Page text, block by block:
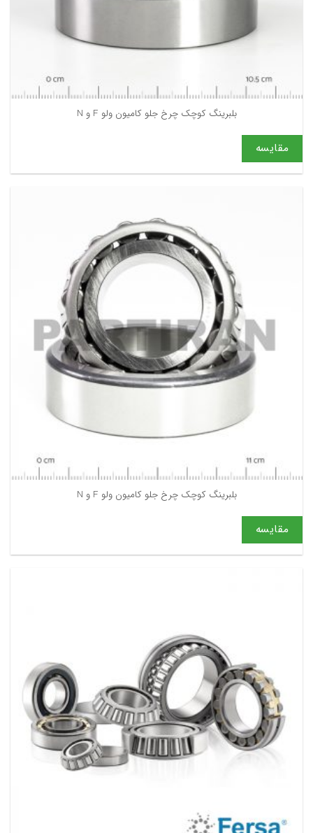
بلبرینگ کوچک چرخ جلو کامیون ولو F و N
مقایسه
بلبرینگ کوچک چرخ جلو کامیون ولو F و N
مقایسه